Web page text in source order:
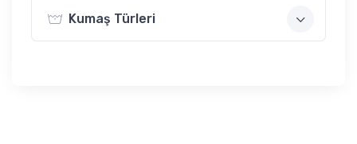
Kumaş Türleri